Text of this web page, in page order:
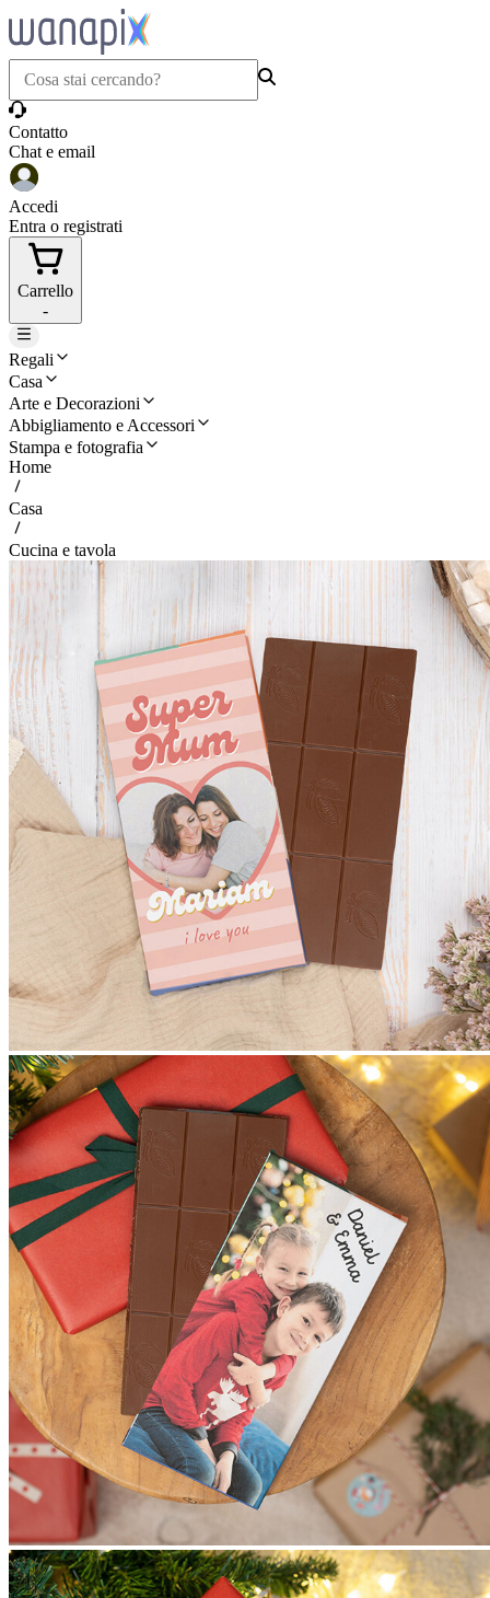
Contatto
Chat e email
Accedi
Entra o registrati
Carrello
-
Regali
Casa
Arte e Decorazioni
Abbigliamento e Accessori
Stampa e fotografia
Home
Casa
Cucina e tavola